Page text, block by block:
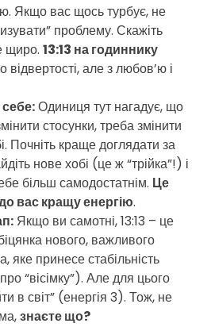
Якщо вас щось турбує, не
проблему. Скажіть
щиро. 13:13 на годиннику
відвертості, але з любов’ю і
себе:Одиниця тут нагадує, що
стосунки, треба змінити
Почніть краще доглядати за
нове хобі (це ж “трійка”!) і
більш самодостатнім. Це
вас кращу енергію.
Якщо ви самотні, 13:13 – це
нового, важливого
яке принесе стабільність
“вісімку”). Але для цього
в світ” (енергія 3). Тож, не
знаєте що?